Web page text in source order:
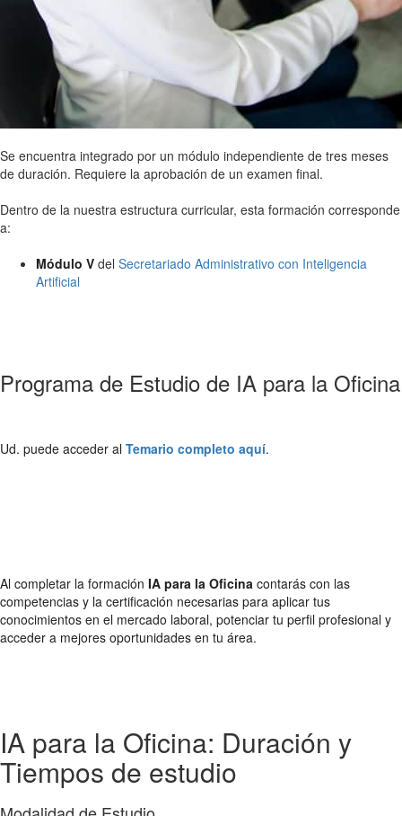
Se encuentra integrado por un módulo independiente de tres meses
de duración. Requiere la aprobación de un examen final.
Dentro de la nuestra estructura curricular, esta formación corresponde
a:
Módulo V del Secretariado Administrativo con Inteligencia
Artificial
Programa de Estudio de IA para la Oficina
Ud. puede acceder al Temario completo aquí.
Al completar la formación IA para la Oficina contarás con las
competencias y la certificación necesarias para aplicar tus
conocimientos en el mercado laboral, potenciar tu perfil profesional y
acceder a mejores oportunidades en tu área.
IA para la Oficina: Duración y
Tiempos de estudio